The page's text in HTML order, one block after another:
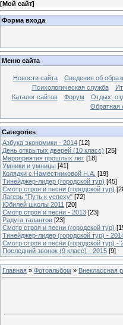
[Мой сайт]
Форма входа
Меню сайта
Новости сайта Сведения об
Психологическая служба
Каталог сайтов
Форум Отдых,
Обратная
Categories
Азбука экономики - 2014 [12]
День открытых дверей (10 класс) [25]
Мероприятия прошлых лет [18]
Умники и умницы [41]
Колядки с Наместниковой Н.А. [19]
Тинейджер-лидер (городской тур) [45]
Смотр строя и песни (городской тур)
Лагерь "Путь к успеху" [72]
Юбилей школы 2011 [20]
Смотр строя и песни - 2013 [23]
Радуга талантов [23]
Смотр строя и песни (городской тур)
Тинейджер-лидер (городской тур) -
Смотр строя и песни (городской тур) -
Последний звонок (9 класс) - 2015 [9]
Главная » Фотоальбом » Внеклассная